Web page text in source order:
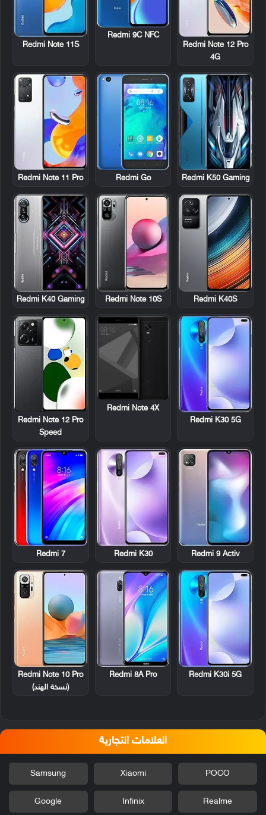
Redmi Note 12 Pro
4G
Redmi 9C NFC
Redmi Note 11S
Redmi K50 Gaming
Redmi Go
Redmi Note 11 Pro
Redmi K40S
Redmi Note 10S
Redmi K40 Gaming
Redmi K30 5G
Redmi Note 4X
Redmi Note 12 Pro
Speed
Redmi 9 Activ
Redmi K30
Redmi 7
Redmi K30i 5G
Redmi 8A Pro
Redmi Note 10 Pro
(نسخة الهند)
العلامات التجارية
POCO
Xiaomi
Samsung
Realme
Infinix
Google